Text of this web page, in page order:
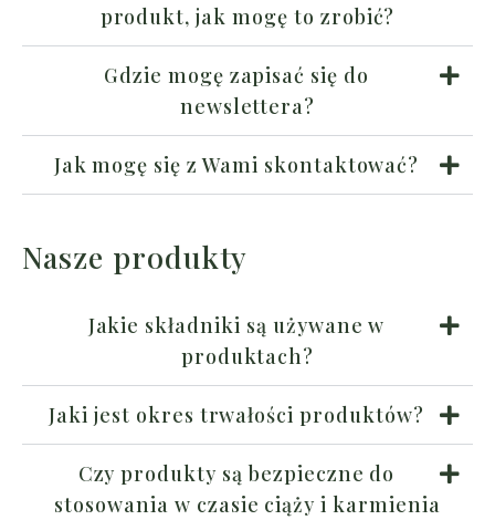
produkt, jak mogę to zrobić?
Gdzie mogę zapisać się do
newslettera?
Jak mogę się z Wami skontaktować?
Nasze produkty
Jakie składniki są używane w
produktach?
Jaki jest okres trwałości produktów?
Czy produkty są bezpieczne do
stosowania w czasie ciąży i karmienia